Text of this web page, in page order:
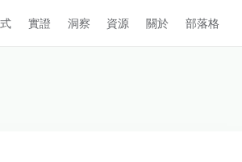
實證 洞察 資源 關於 部落格